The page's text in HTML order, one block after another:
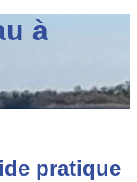
à
pratique